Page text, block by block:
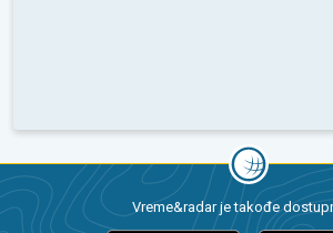
Vreme&radar je takođe